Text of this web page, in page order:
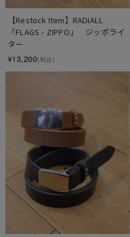
【Restock Item】RADIALL
「FLAGS - ZIPPO」　ジッポライ
ター
¥13,200(税込)